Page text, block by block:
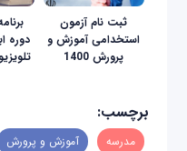
ثبت نام آزمون
استخدامی آموزش و
پرورش 1400
دوره
برچسب:
مدرسه آموزش و پرورش